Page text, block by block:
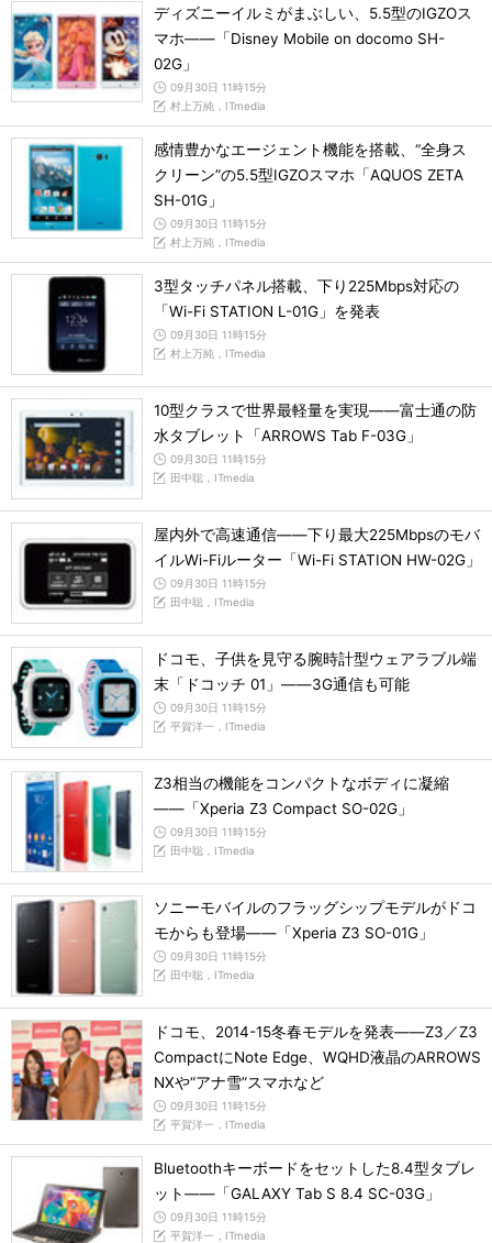
ディズニーイルミがまぶしい、5.5型のIGZOス
マホ――「Disney Mobile on docomo SH-
02G」
09月30日 11時15分
村上万純，ITmedia
感情豊かなエージェント機能を搭載、“全身ス
クリーン”の5.5型IGZOスマホ「AQUOS ZETA
SH-01G」
09月30日 11時15分
村上万純，ITmedia
3型タッチパネル搭載、下り225Mbps対応の
「Wi-Fi STATION L-01G」を発表
09月30日 11時15分
村上万純，ITmedia
10型クラスで世界最軽量を実現――富士通の防
水タブレット「ARROWS Tab F-03G」
09月30日 11時15分
田中聡，ITmedia
屋内外で高速通信――下り最大225Mbpsのモバ
イルWi-Fiルーター「Wi-Fi STATION HW-02G」
09月30日 11時15分
田中聡，ITmedia
ドコモ、子供を見守る腕時計型ウェアラブル端
末「ドコッチ 01」――3G通信も可能
09月30日 11時15分
平賀洋一，ITmedia
Z3相当の機能をコンパクトなボディに凝縮
――「Xperia Z3 Compact SO-02G」
09月30日 11時15分
田中聡，ITmedia
ソニーモバイルのフラッグシップモデルがドコ
モからも登場――「Xperia Z3 SO-01G」
09月30日 11時15分
田中聡，ITmedia
ドコモ、2014-15冬春モデルを発表――Z3／Z3
CompactにNote Edge、WQHD液晶のARROWS
NXや“アナ雪”スマホなど
09月30日 11時15分
平賀洋一，ITmedia
Bluetoothキーボードをセットした8.4型タブレ
ット――「GALAXY Tab S 8.4 SC-03G」
09月30日 11時15分
平賀洋一，ITmedia